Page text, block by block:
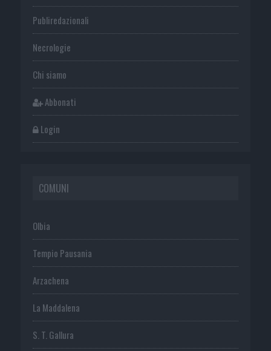
Publiredazionali
Necrologie
Chi siamo
Abbonati
Login
COMUNI
Olbia
Tempio Pausania
Arzachena
La Maddalena
S. T. Gallura